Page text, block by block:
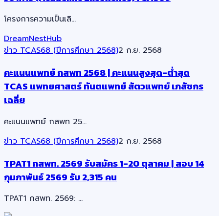
โครงการความเป็นเลิ…
DreamNestHub
ข่าว TCAS68 (ปีการศึกษา 2568)2 ก.ย. 2568
คะแนนแพทย์ กสพท 2568 | คะแนนสูงสุด-ต่ำสุด
TCAS แพทยศาสตร์ ทันตแพทย์ สัตวแพทย์ เภสัชกร
เฉลี่ย
คะแนนแพทย์ กสพท 25…
ข่าว TCAS68 (ปีการศึกษา 2568)2 ก.ย. 2568
TPAT1 กสพท. 2569 รับสมัคร 1-20 ตุลาคม | สอบ 14
กุมภาพันธ์ 2569 รับ 2,315 คน
TPAT1 กสพท. 2569: …